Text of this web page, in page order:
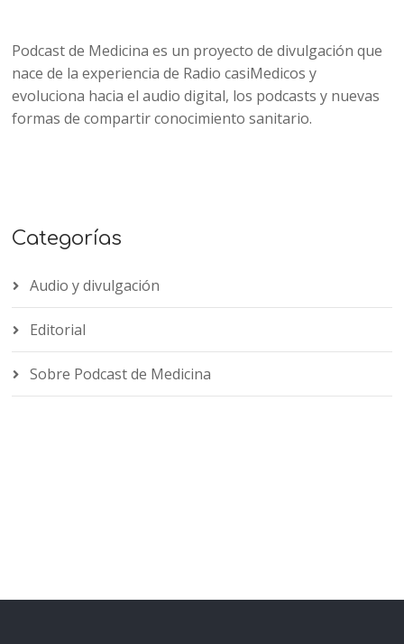
Podcast de Medicina es un proyecto de divulgación que
nace de la experiencia de Radio casiMedicos y
evoluciona hacia el audio digital, los podcasts y nuevas
formas de compartir conocimiento sanitario.
Categorías
Audio y divulgación
Editorial
Sobre Podcast de Medicina